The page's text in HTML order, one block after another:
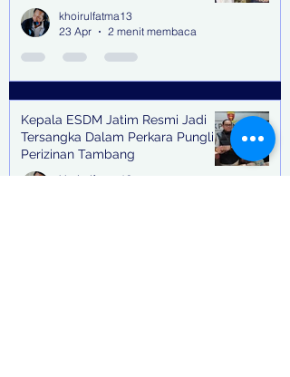
(Pasmanbaya) dalam Kegiatan
Halal Bihalal
khoirulfatma13
23 Apr
2 menit membaca
Kepala ESDM Jatim Resmi Jadi
Tersangka Dalam Perkara Pungli
Perizinan Tambang
khoirulfatma13